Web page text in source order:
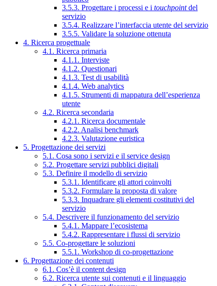
3.5.3. Progettare i processi e i touchpointdel
servizio
3.5.4. Realizzare l’interfaccia utente del servizio
3.5.5. Validare la soluzione ottenuta
4. Ricerca progettuale
4.1. Ricerca primaria
4.1.1. Interviste
4.1.2. Questionari
4.1.3. Test di usabilità
4.1.4. Web analytics
4.1.5. Strumenti di mappatura dell’esperienza
utente
4.2. Ricerca secondaria
4.2.1. Ricerca documentale
4.2.2. Analisi benchmark
4.2.3. Valutazione euristica
5. Progettazione dei servizi
5.1. Cosa sono i servizi e il service design
5.2. Progettare servizi pubblici digitali
5.3. Definire il modello di servizio
5.3.1. Identificare gli attori coinvolti
5.3.2. Formulare la proposta di valore
5.3.3. Inquadrare gli elementi costitutivi del
servizio
5.4. Descrivere il funzionamento del servizio
5.4.1. Mappare l’ecosistema
5.4.2. Rappresentare i flussi di servizio
5.5. Co-progettare le soluzioni
5.5.1. Workshop di co-progettazione
6. Progettazione dei contenuti
6.1. Cos’è il content design
6.2. Ricerca utente sui contenuti e il linguaggio